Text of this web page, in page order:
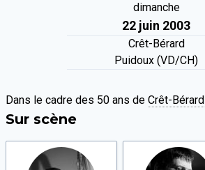
dimanche
22 juin 2003
Crêt-Bérard
Puidoux (VD/CH)
Dans le cadre des 50 ans de Crêt-Bérard
Sur scène